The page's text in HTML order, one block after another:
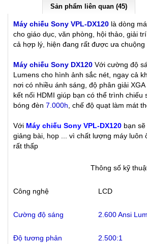
Sản phẩm liên quan (45)
Máy chiếu Sony VPL-DX120 là dòng
cho giáo dục, văn phòng, hội thảo, giải
cả hợp lý, hiện đang rất được ưa chuộng
Máy chiếu Sony DX120 Với cường độ
Lumens cho hình ảnh sắc nét, ngay cả
nơi có nhiều ánh sáng, độ phân giải
kết nối HDMI giúp bạn có thể trình chiếu
bóng đèn 7.000h , chế độ quạt làm mát
Với Máy chiếu Sony VPL-DX120 bạn
giảng bài, họp ... vì chất lượng máy luôn
rất thấp
Thông số kỹ
Công nghệ LCD
Cường độ sáng 2.600 Ansi
Độ tương phản 2.500:1